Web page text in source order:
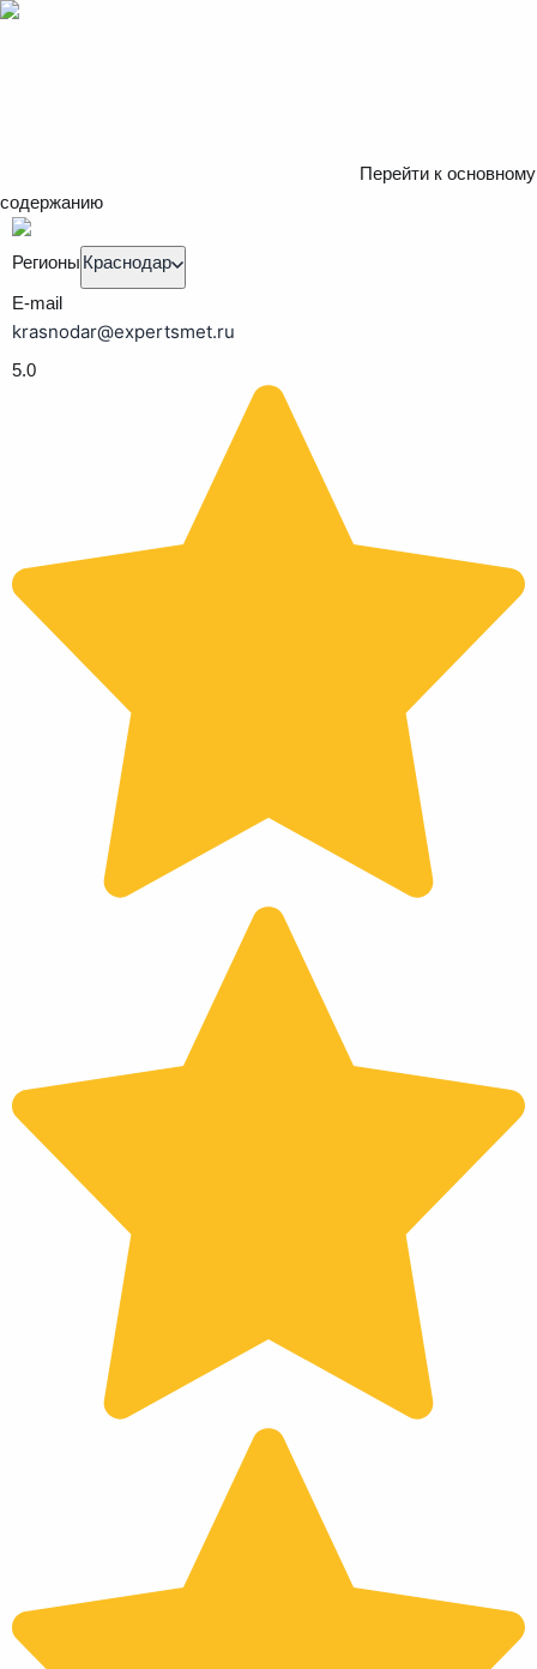
Перейти к основному
содержанию
Регионы Краснодар
E-mail
krasnodar@expertsmet.ru
5.0